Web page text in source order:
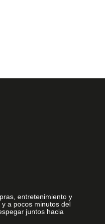
entretenimiento y
a pocos minutos del
juntos hacia